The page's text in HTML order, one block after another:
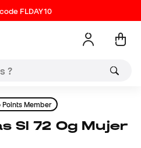
FLDAY10
Points Member
Sl 72 Og Mujer